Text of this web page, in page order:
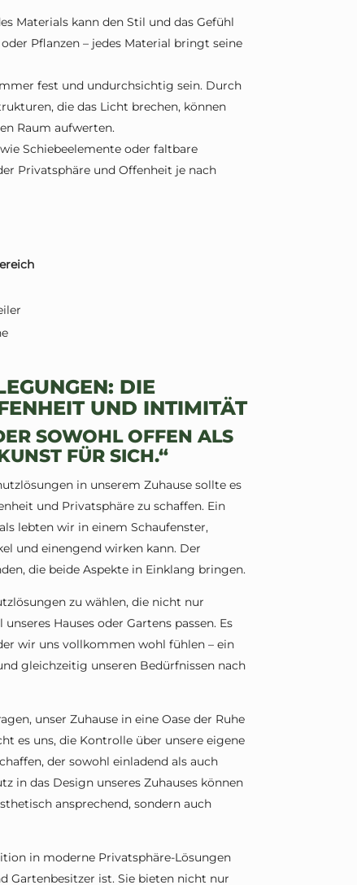
Materials kann den Stil und das Gefühl
Pflanzen – jedes Material bringt seine
fest und undurchsichtig sein. Durch
die das Licht brechen, können
Raum aufwerten.
Schiebeelemente oder faltbare
Privatsphäre und Offenheit je nach
DIE B
UND INTIMITÄT
SOWOHL OFFEN ALS
FÜR SICH.“
in unserem Zuhause sollte es
und Privatsphäre zu schaffen. Ein
lebten wir in einem Schaufenster,
und einengend wirken kann. Der
die beide Aspekte in Einklang bringen.
zu wählen, die nicht nur
Hauses oder Gartens passen. Es
wir uns vollkommen wohl fühlen – ein
gleichzeitig unseren Bedürfnissen nach
unser Zuhause in eine Oase der Ruhe
es uns, die Kontrolle über unsere eigene
der sowohl einladend als auch
in das Design unseres Zuhauses können
ansprechend, sondern auch
in moderne Privatsphäre-Lösungen
Gartenbesitzer ist. Sie bieten nicht nur